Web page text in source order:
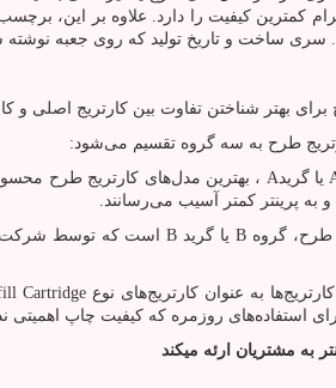
کمترین کیفیت را دارد. علاوه بر این،
ساخت و تاریخ تولید که روی جعبه نوشته
بهتر شناختن تفاوت بین کارتریج اصلی و
طرح به سه گروه تقسیم می‌شود:
یا گریدA ، بهترین مدل‌های کارتریج طرح
به پرینتر کمتر آسیب می‌رسانند.
طرح، گروه B یا گریدB
است که توسط
به عنوان کارتریج‌های نوعCartridge
استفاده‌های روزمره که کیفیت چاپ
به مشتریان ارئه میکند